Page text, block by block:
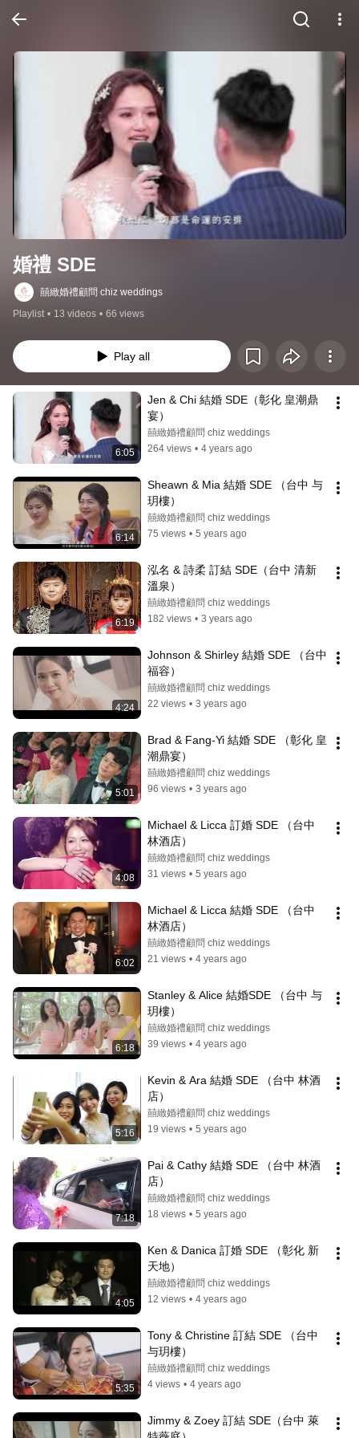
婚禮 SDE
囍緻婚禮顧問 chiz weddings
Playlist • 13 videos • 66 views
Play all
6:05
Jen & Chi 結婚 SDE（彰化 皇潮鼎
宴）
囍緻婚禮顧問 chiz weddings
264 views • 4 years ago
6:14
Sheawn & Mia 結婚 SDE （台中 与
玥樓）
囍緻婚禮顧問 chiz weddings
75 views • 5 years ago
6:19
泓名 & 詩柔 訂結 SDE（台中 清新
溫泉）
囍緻婚禮顧問 chiz weddings
182 views • 3 years ago
4:24
Johnson & Shirley 結婚 SDE （台中
福容）
囍緻婚禮顧問 chiz weddings
22 views • 3 years ago
5:01
Brad & Fang-Yi 結婚 SDE （彰化 皇
潮鼎宴）
囍緻婚禮顧問 chiz weddings
96 views • 3 years ago
4:08
Michael & Licca 訂婚 SDE （台中
林酒店）
囍緻婚禮顧問 chiz weddings
31 views • 5 years ago
6:02
Michael & Licca 結婚 SDE （台中
林酒店）
囍緻婚禮顧問 chiz weddings
21 views • 4 years ago
6:18
Stanley & Alice 結婚SDE （台中 与
玥樓）
囍緻婚禮顧問 chiz weddings
39 views • 4 years ago
5:16
Kevin & Ara 結婚 SDE （台中 林酒
店）
囍緻婚禮顧問 chiz weddings
19 views • 5 years ago
7:18
Pai & Cathy 結婚 SDE （台中 林酒
店）
囍緻婚禮顧問 chiz weddings
18 views • 5 years ago
4:05
Ken & Danica 訂婚 SDE （彰化 新
天地）
囍緻婚禮顧問 chiz weddings
12 views • 4 years ago
5:35
Tony & Christine 訂結 SDE （台中
与玥樓）
囍緻婚禮顧問 chiz weddings
4 views • 4 years ago
Jimmy & Zoey 訂結 SDE（台中 萊